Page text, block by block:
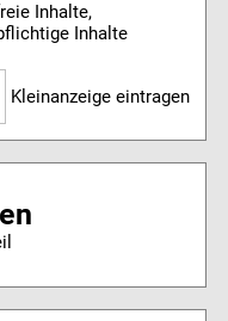
Inhalte,
Inhalte
Kleinanzeige eintragen